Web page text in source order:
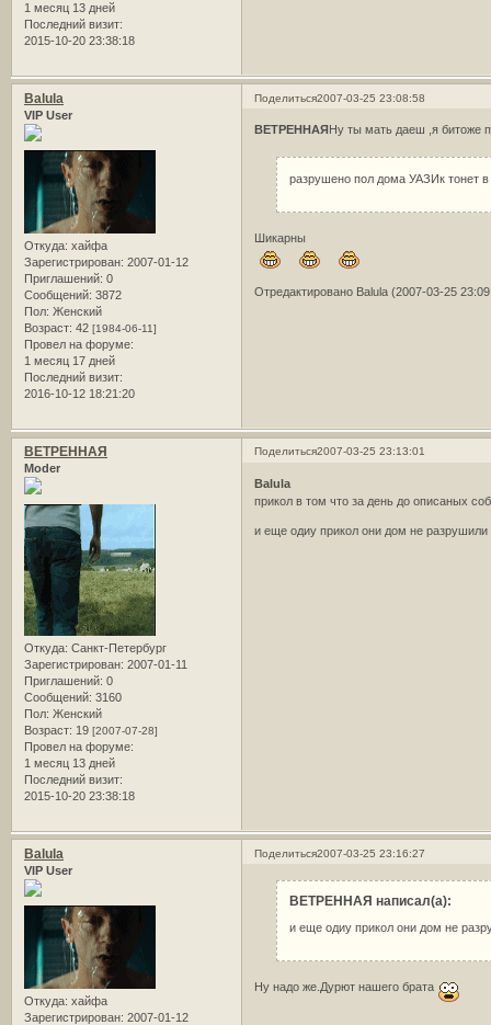
1 месяц 13 дней
Последний визит:
2015-10-20 23:38:18
Поделиться2007-03-25 23:08:58
Balula
VIP User
Откуда: хайфа
Зарегистрирован: 2007-01-12
Приглашений: 0
Сообщений: 3872
Пол: Женский
Возраст: 42 [1984-06-11]
Провел на форуме:
1 месяц 17 дней
Последний визит:
2016-10-12 18:21:20
ВЕТРЕННАЯ Ну ты мать даеш ,я битоже
разрушено пол дома УАЗИк тонет
Шикарны
Отредактировано Balula (2007-03-25
Поделиться2007-03-25 23:13:01
ВЕТРЕННАЯ
Moder
Откуда: Санкт-Петербург
Зарегистрирован: 2007-01-11
Приглашений: 0
Сообщений: 3160
Пол: Женский
Возраст: 19 [2007-07-28]
Провел на форуме:
1 месяц 13 дней
Последний визит:
2015-10-20 23:38:18
Balula
прикол в том что за день до описаных
и еще одиy прикол они дом не разрушили
Поделиться2007-03-25 23:16:27
Balula
VIP User
Откуда: хайфа
Зарегистрирован: 2007-01-12
ВЕТРЕННАЯ написал(а):
и еще одиy прикол они дом не
Ну надо же.Дурют нашего брата